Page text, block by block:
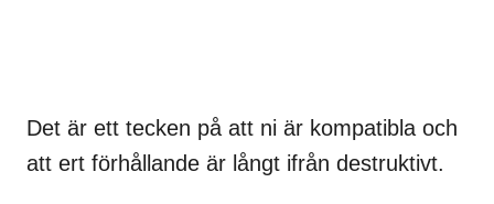
Det är ett tecken på att ni är kompatibla och
att ert förhållande är långt ifrån destruktivt.